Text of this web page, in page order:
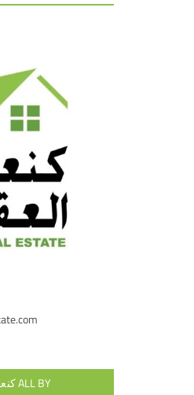
ALL BY كنعان العقاري